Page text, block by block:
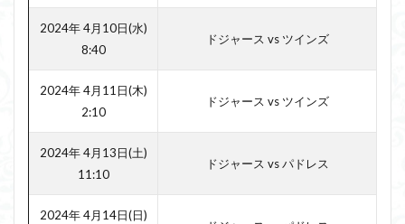
2024年 4月10日(水)
8:40
ドジャース vs ツインズ
2024年 4月11日(木)
2:10
ドジャース vs ツインズ
2024年 4月13日(土)
11:10
ドジャース vs パドレス
2024年 4月14日(日)